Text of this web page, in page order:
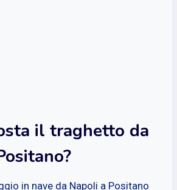
il traghetto da
in nave da Napoli a Positano